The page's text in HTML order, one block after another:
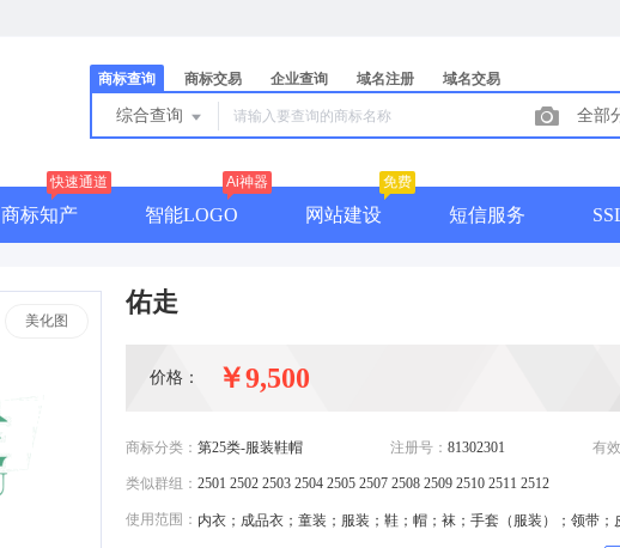
商标查询 商标交易 企业查询 域名注册 域名交易
综合查询 全部
商标知产
快速通道
智能LOGO
Ai神器
网站建设
免费
短信服务
美化图
佑走
价格： ￥9,500
商标分类： 第25类-服装鞋帽 注册号： 81302301 有
类似群组： 2501 2502 2503 2504 2505 2507 2508 2509 2510 2511 2512
使用范围： 内衣；成品衣；童装；服装；鞋；帽；袜；手套（服装）；领带；